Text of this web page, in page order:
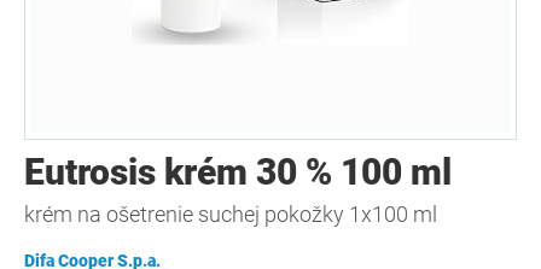
Eutrosis krém 30 % 100 ml
krém na ošetrenie suchej pokožky 1x100 ml
Difa Cooper S.p.a.